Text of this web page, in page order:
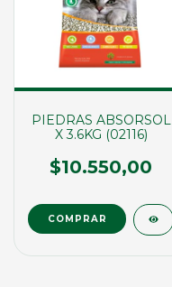
PIEDRAS ABSORSOL
X 3.6KG (02116)
$10.550,00